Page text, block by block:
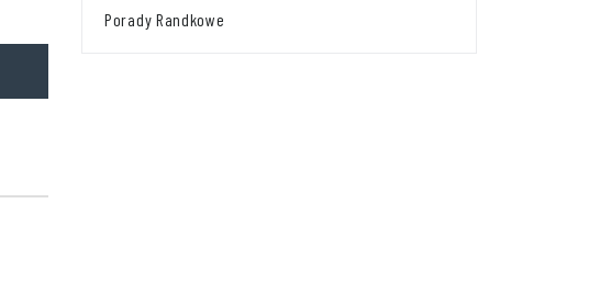
Porady Randkowe